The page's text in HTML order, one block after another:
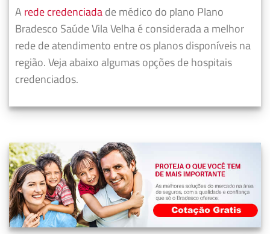
A rede credenciadade médico do plano Plano
Bradesco Saúde Vila Velha é considerada a melhor
rede de atendimento entre os planos disponíveis na
região. Veja abaixo algumas opções de hospitais
credenciados.